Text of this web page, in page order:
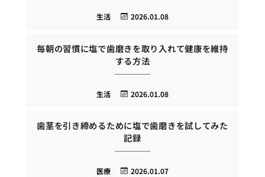
2026.01.08
生活
毎朝の習慣に塩で歯磨きを取り入れて健康を維持
する方法
2026.01.08
生活
歯茎を引き締めるために塩で歯磨きを試してみた
記録
2026.01.07
医療